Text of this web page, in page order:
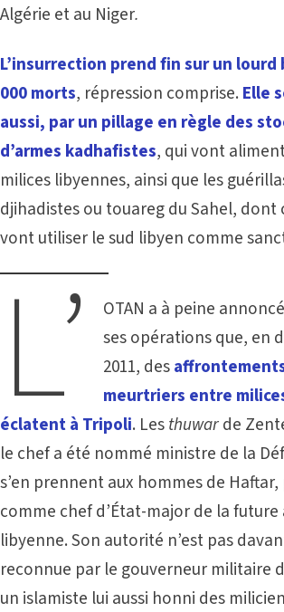
Algérie et au Niger.
L’insurrection prend fin sur un lourd
000 morts, répression comprise. Elle
aussi, par un pillage en règle des
d’armes kadhafistes, qui vont
milices libyennes, ainsi que les
djihadistes ou touareg du Sahel, dont
vont utiliser le sud libyen comme
L’
OTAN a à peine
ses opérations que, en
2011, des
meurtriers entre
éclatent à Tripoli. Lesthuwarde
le chef a été nommé ministre de la
s’en prennent aux hommes de
comme chef d’État-major de la future
libyenne. Son autorité n’est pas
reconnue par le gouverneur militaire
un islamiste lui aussi honni des